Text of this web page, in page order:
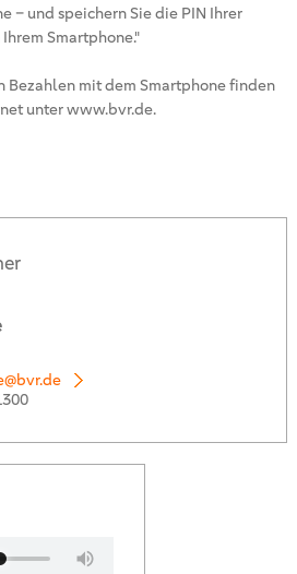
– und speichern Sie die PIN Ihrer
Smartphone."
Bezahlen mit dem Smartphone finden
unter www.bvr.de.